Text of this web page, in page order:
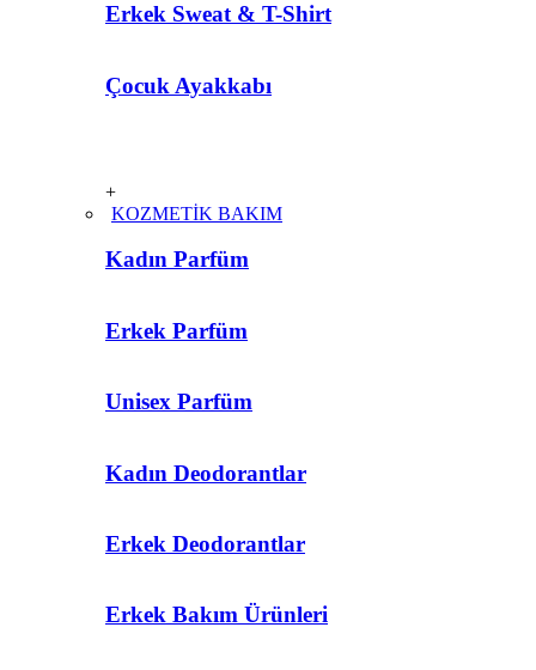
Erkek Sweat & T-Shirt
Çocuk Ayakkabı
+
KOZMETİK BAKIM
Kadın Parfüm
Erkek Parfüm
Unisex Parfüm
Kadın Deodorantlar
Erkek Deodorantlar
Erkek Bakım Ürünleri